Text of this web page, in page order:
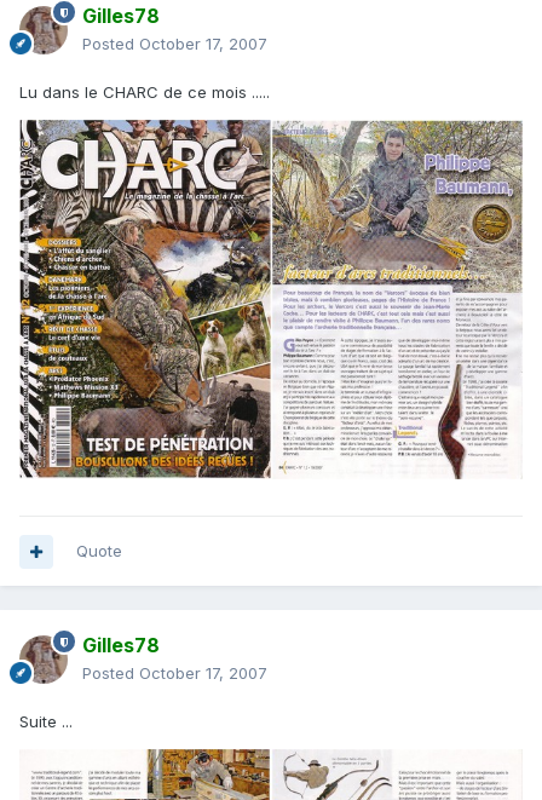
Gilles78
Posted October 17, 2007
Lu dans le CHARC de ce mois .....
Quote
Gilles78
Posted October 17, 2007
Suite ...